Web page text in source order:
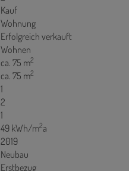
Kauf
Wohnung
Erfolgreich verkauft
Wohnen
ca. 75 m2
ca. 75 m2
1
2
1
49 kWh/m2a
2019
Neubau
Erstbezug